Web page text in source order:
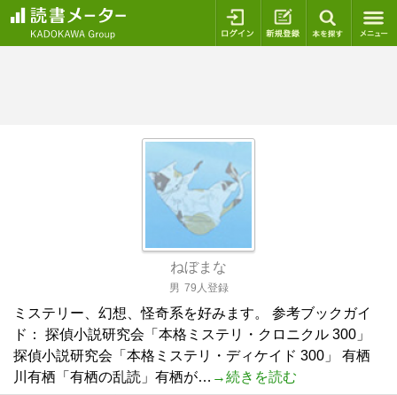
ログイン 新規登録
ねぼまな
男 79人登録
ミステリー、幻想、怪奇系を好みます。 参考ブックガイ
ド： 探偵小説研究会「本格ミステリ・クロニクル 300」
探偵小説研究会「本格ミステリ・ディケイド 300」 有栖
川有栖「有栖の乱読」有栖が… →続きを読む